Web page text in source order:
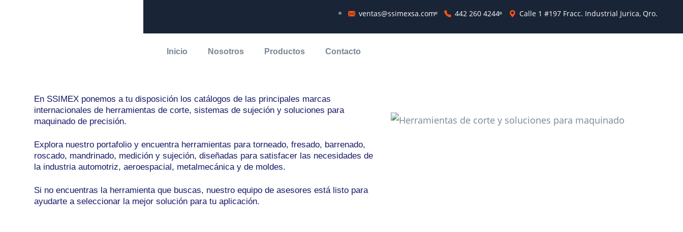
ventas@ssimexsa.com 442 260 4244 Calle 1 #197 Fracc. Industrial Jurica, Qro.
Inicio Nosotros Productos Contacto
Catálogos de Herramientas de Corte y
Soluciones para Maquinado
En SSIMEX ponemos a tu disposición los catálogos de las principales marcas
internacionales de herramientas de corte, sistemas de sujeción y soluciones para
maquinado de precisión.
Explora nuestro portafolio y encuentra herramientas para torneado, fresado, barrenado,
roscado, mandrinado, medición y sujeción, diseñadas para satisfacer las necesidades de
la industria automotriz, aeroespacial, metalmecánica y de moldes.
Si no encuentras la herramienta que buscas, nuestro equipo de asesores está listo para
ayudarte a seleccionar la mejor solución para tu aplicación.